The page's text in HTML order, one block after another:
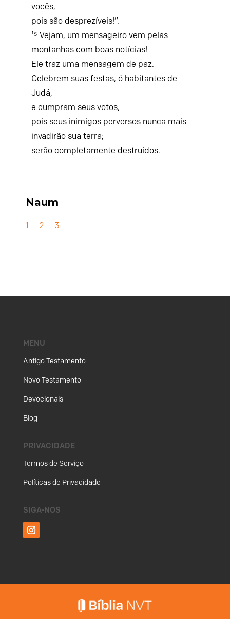
vocês,
pois são desprezíveis!”.
¹⁵ Vejam, um mensageiro vem pelas
montanhas com boas notícias!
Ele traz uma mensagem de paz.
Celebrem suas festas, ó habitantes de
Judá,
e cumpram seus votos,
pois seus inimigos perversos nunca mais
invadirão sua terra;
serão completamente destruídos.
Naum
1 2 3
MENU
Antigo Testamento
Novo Testamento
Devocionais
Blog
PRIVACIDADE
Termos de Serviço
Políticas de Privacidade
SIGA-NOS